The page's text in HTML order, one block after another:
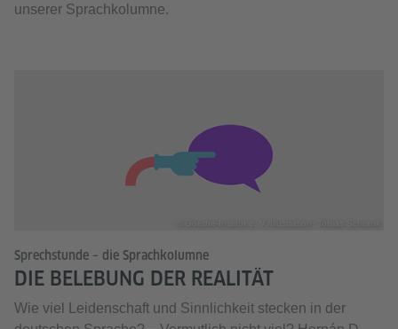
unserer Sprachkolumne.
Sprechstunde – die Sprachkolumne
DIE BELEBUNG DER REALITÄT
Wie viel Leidenschaft und Sinnlichkeit stecken in der